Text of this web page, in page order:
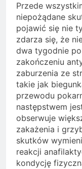
Przede
niepożądane
pojawić się nie
zdarza się, że
dwa tygodnie
zakończeniu
zaburzenia ze
takie jak
przewodu
następstwem
obserwuje
zakażenia i
skutków
reakcji
kondycję